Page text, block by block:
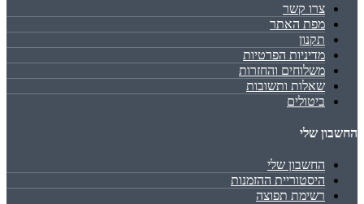
צרו קשר
מפת האתר
תקנון
מדיניות הפרטיות
משלוחים והחזרות
שאלות ותשובות
ביטולים
החשבון שלי
החשבון שלי
היסטוריית ההזמנות
רשימת תפוצה